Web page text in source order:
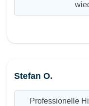
Stefan O.
Professionelle